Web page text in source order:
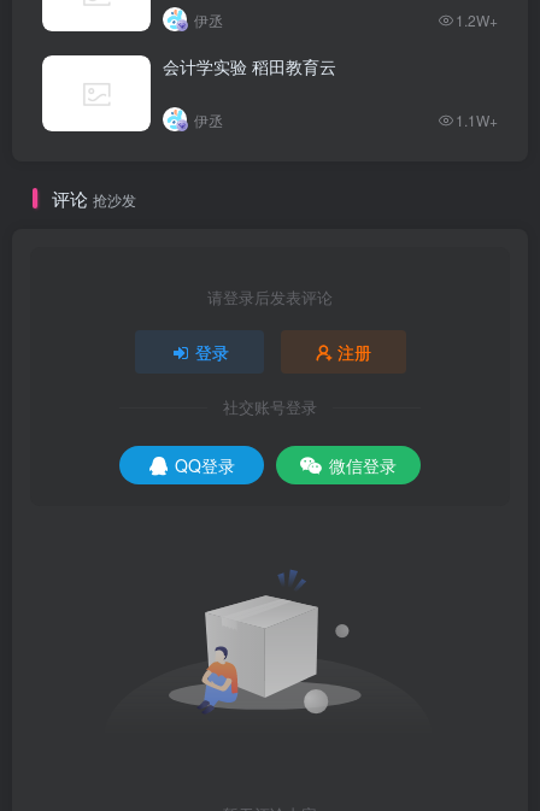
伊丞 1.2W+
会计学实验 稻田教育云
伊丞 1.1W+
评论 抢沙发
请登录后发表评论
登录 注册
社交账号登录
QQ登录 微信登录